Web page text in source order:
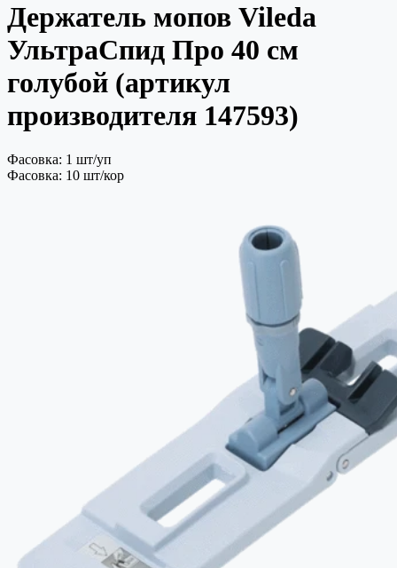
Держатель мопов Vileda
УльтраСпид Про 40 см
голубой (артикул
производителя 147593)
Фасовка: 1 шт/уп
Фасовка: 10 шт/кор